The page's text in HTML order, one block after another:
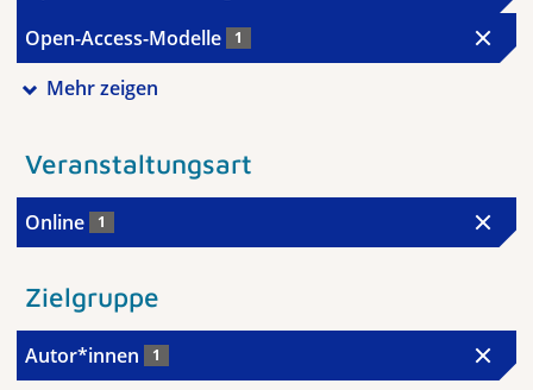
Open-Access-Modelle 1
Mehr zeigen
Veranstaltungsart
Online 1
Zielgruppe
Autor*innen 1